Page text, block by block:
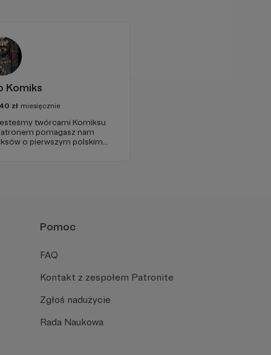
Komiks
zł miesięcznie
Pomoc
FAQ
Kontakt z zespołem Patronite
Zgłoś nadużycie
Rada Naukowa